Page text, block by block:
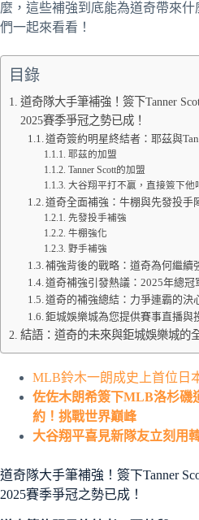
麼，這些補強到底能為道奇帶來
們一起來看看！
目錄
道奇隊大手筆補強！簽下Tanner
2025賽季爭冠之勢已成！
道奇簽約明星終結者：耶茲與
耶茲的加盟
Tanner Scott的加盟
大谷翔平打不贏，直接簽下他
道奇全面補強：牛棚與先發投手
先發投手補強
牛棚強化
野手補強
補強背後的戰略：道奇為何繼續
道奇補強引發熱議：2025年總冠
道奇的補強總結：力爭連霸的決
鉅城娛樂城為您提供賽事直播與
結語：道奇的未來與鉅城娛樂城的
MLB鈴木一朗成史上首位日
佐佐木朗希簽下MLB洛杉磯
約！挑戰世界巔峰
大谷翔平喜見新隊友立刻用
道奇隊大手筆補強！簽下Tanner
2025賽季爭冠之勢已成！